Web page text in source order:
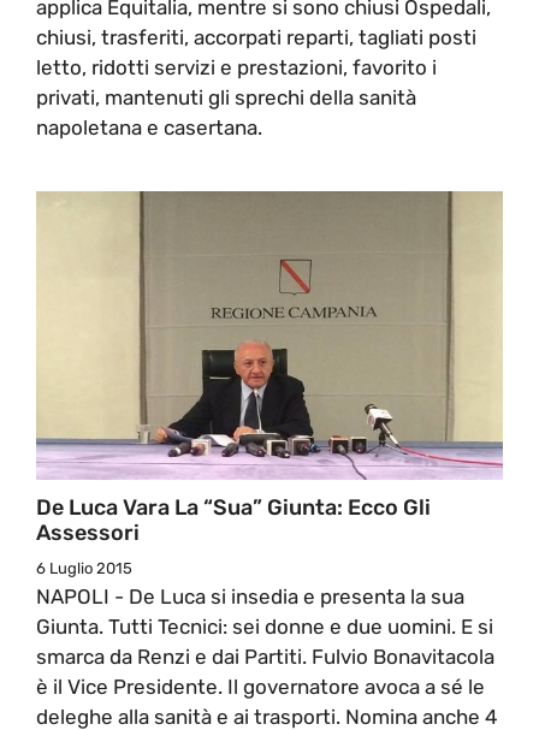
applica Equitalia, mentre si sono chiusi Ospedali,
chiusi, trasferiti, accorpati reparti, tagliati posti
letto, ridotti servizi e prestazioni, favorito i
privati, mantenuti gli sprechi della sanità
napoletana e casertana.
De Luca Vara La “sua” Giunta: Ecco Gli
Assessori
6 Luglio 2015
NAPOLI - De Luca si insedia e presenta la sua
Giunta. Tutti Tecnici: sei donne e due uomini. E si
smarca da Renzi e dai Partiti. Fulvio Bonavitacola
è il Vice Presidente. Il governatore avoca a sé le
deleghe alla sanità e ai trasporti. Nomina anche 4